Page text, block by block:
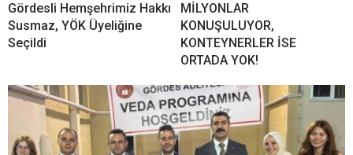
Gördesli Hemşehrimiz Hakkı
Susmaz, YÖK Üyeliğine
Seçildi
MİLYONLAR
KONUŞULUYOR,
KONTEYNERLER İSE
ORTADA YOK!